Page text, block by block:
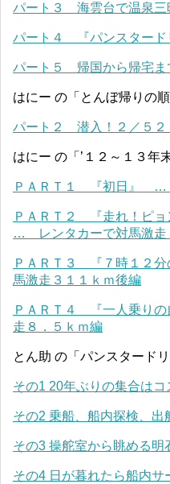
パート３ 海雲台で温泉三
パート４ 『パンスタード
パート５ 帰国から帰宅ま
はにー の「とんぼ帰りの
パート２ 潜入！２／５２
はにー の「’１２～１３年
ＰＡＲＴ１ 『初日』 …
ＰＡＲＴ２ 『走れ！ピ
… レンタカーで対馬激走
ＰＡＲＴ３ 『７時１２
馬激走３１１ｋｍ後編
ＰＡＲＴ４ 『一人乗り
走８．５ｋｍ編
とん助 の「パンスタード
その1 20年ぶりの集合はコ
その2 乗船、船内探検、出
その3 操舵室から眺める明
その4 日が暮れたら船内サ